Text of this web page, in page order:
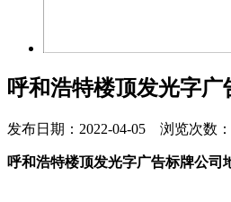
呼和浩特楼顶发光字广
发布日期：2022-04-05 浏览次数：
呼和浩特楼顶发光字广告标牌公司